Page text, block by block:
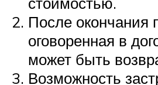
После окончания
оговоренная в
может быть
Возможность